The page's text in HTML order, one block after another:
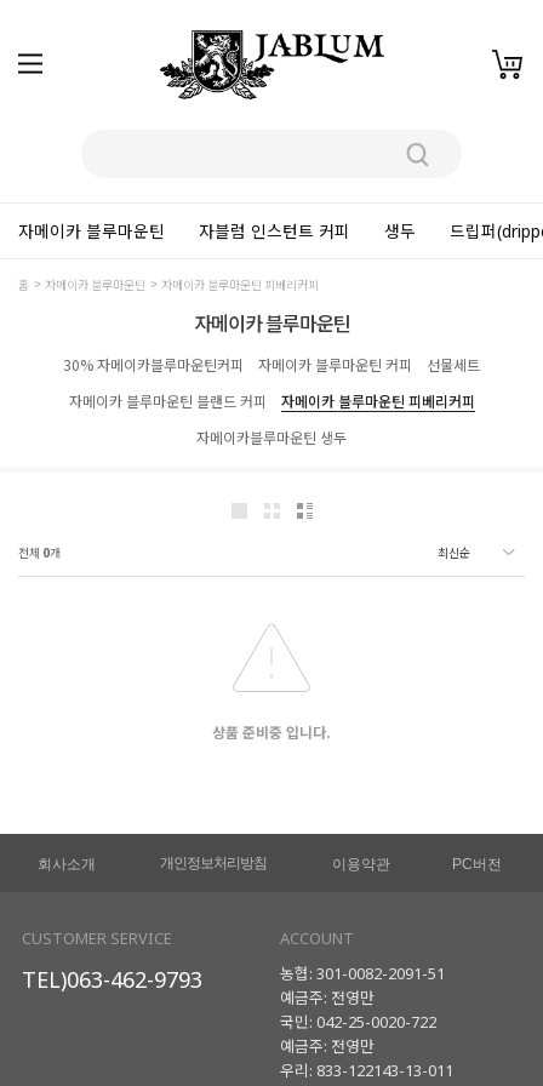
자메이카 블루마운틴 자블럼 인스턴트 커피 생두 드립퍼
홈 자메이카 블루마운틴 자메이카 블루마운틴 피베리커피
자메이카 블루마운틴
30% 자메이카블루마운틴커피 자메이카 블루마운틴 커피
선물세트
자메이카 블루마운틴 블랜드 커피
자메이카 블루마운틴 피베리커피
자메이카블루마운틴 생두
전체 0개
상품 준비중 입니다.
회사소개 개인정보처리방침 이용약관 PC버전
CUSTOMER SERVICE
TEL)063-462-9793
ACCOUNT
농협: 301-0082-2091-51
예금주: 전영만
국민: 042-25-0020-722
예금주: 전영만
우리: 833-122143-13-011